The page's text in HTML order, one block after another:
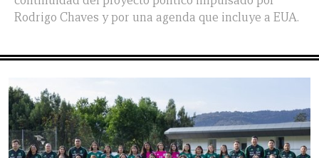
Rodrigo Chaves y por una agenda que incluye a EUA.